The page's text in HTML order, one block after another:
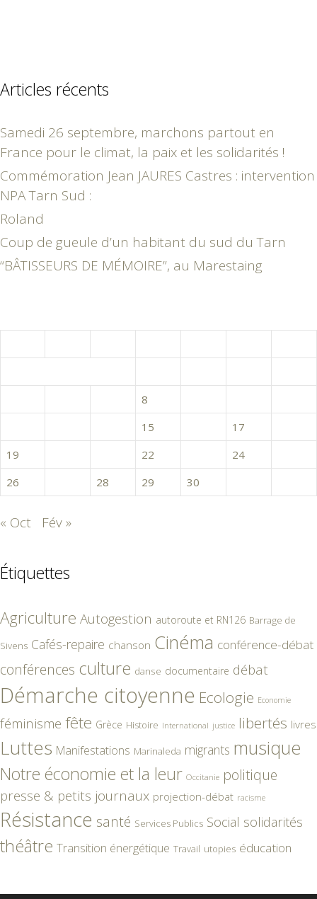
Articles récents
Samedi 26 septembre, marchons partout en
France pour le climat, la paix et les solidarités !
Commémoration Jean JAURES Castres : intervention
NPA Tarn Sud :
Roland
Coup de gueule d’un habitant du sud du Tarn
“BÂTISSEURS DE MÉMOIRE”, au Marestaing
8
15 17
19
22 24
26
28 29 30
« Oct Fév »
Étiquettes
Agriculture Autogestion autoroute et RN126 Barrage de
Sivens Cafés-repaire chanson Cinéma conférence-débat
conférences culture danse documentaire débat
Démarche citoyenne Ecologie Economie
féminisme fête Grèce Histoire International justice libertés livres
Luttes Manifestations Marinaleda migrants musique
Notre économie et la leur Occitanie politique
presse & petits journaux projection-débat racisme
Résistance santé Services Publics Social solidarités
théâtre Transition énergétique Travail utopies éducation